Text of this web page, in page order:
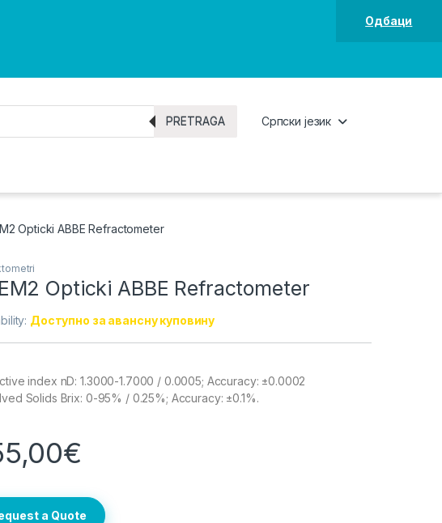
Одбаци
PRETRAGA Српски језик
Opticki ABBE Refractometer
Opticki ABBE Refractometer
Доступно за авансну куповину
index nD: 1.3000-1.7000 / 0.0005; Accuracy: ±0.0002
Solids Brix: 0-95% / 0.25%; Accuracy: ±0.1%.
€
a Quote